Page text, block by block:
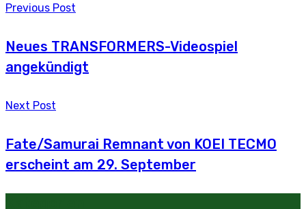
Previous Post
Neues TRANSFORMERS-Videospiel
angekündigt
Next Post
Fate/Samurai Remnant von KOEI TECMO
erscheint am 29. September